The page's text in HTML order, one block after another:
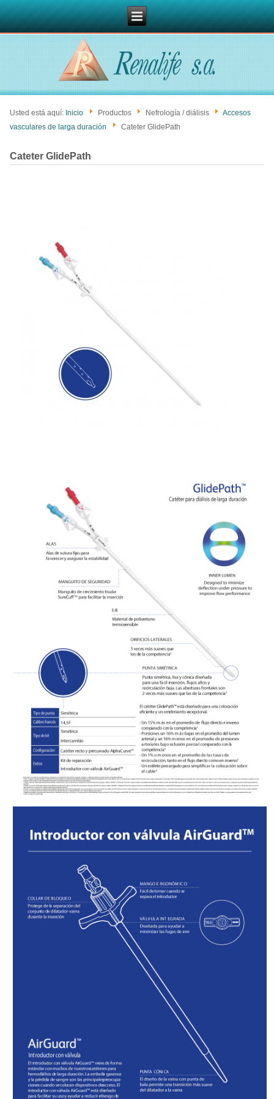
Usted está aquí: Inicio Productos Nefrología / diálisis
Accesos
vasculares de larga duración
Cateter GlidePath
Cateter GlidePath